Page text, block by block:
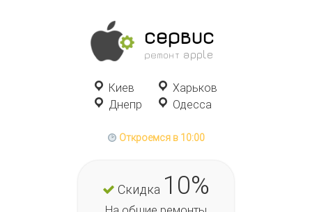
сервис
ремонт apple
Киев
Харьков
Днепр
Одесса
Откроемся в 10:00
Скидка 10%